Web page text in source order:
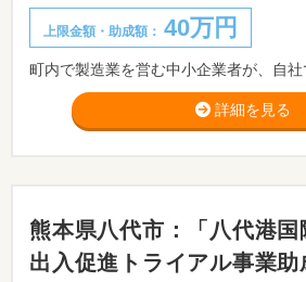
上限金額・助成額： 40万円
詳細を見る
熊本県八代市：「八代港
出入促進トライアル事業